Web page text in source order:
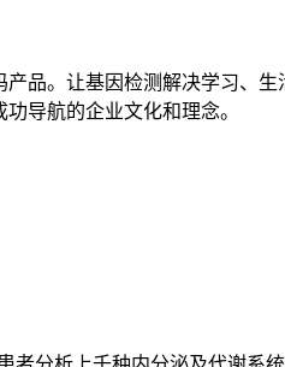
品。让基因检测解决学习、
导航的企业文化和理念。